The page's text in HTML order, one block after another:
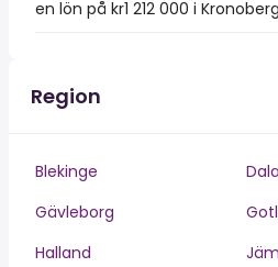
en lön på kr1 212 000 i
Region
Blekinge
Gävleborg
Halland